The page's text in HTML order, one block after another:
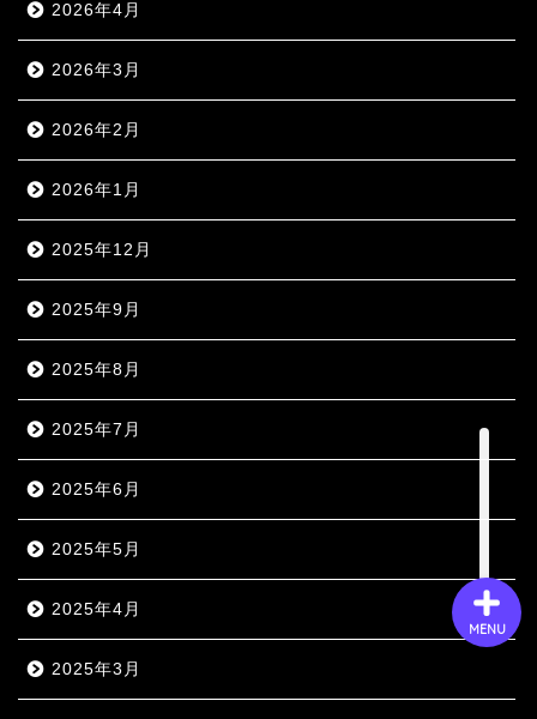
2026年4月
2026年3月
2026年2月
2026年1月
2025年12月
2025年9月
2025年8月
2025年7月
2025年6月
2025年5月
2025年4月
2025年3月
MENU
サービス
採用情報